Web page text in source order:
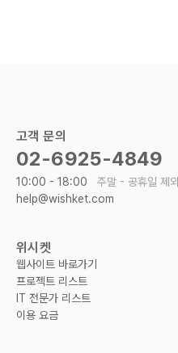
고객 문의
02-6925-4849
10:00 - 18:00 주말 - 공휴일 제외
help@wishket.com
위시켓
웹사이트 바로가기
프로젝트 리스트
IT 전문가 리스트
이용 요금